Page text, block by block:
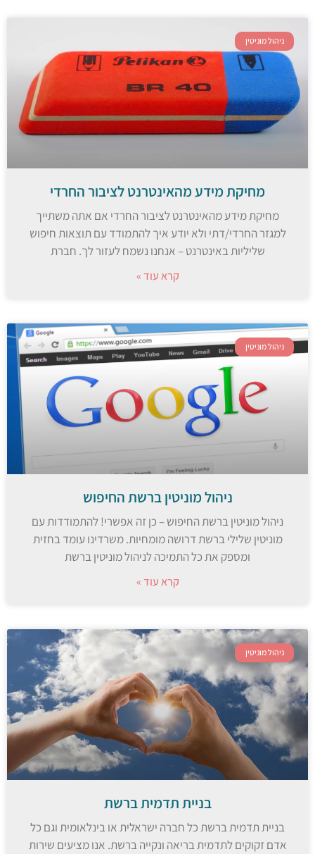
ניהול מוניטין
מחיקת מידע מהאינטרנט לציבור החרדי
מחיקת מידע מהאינטרנט לציבור החרדי אם אתה משתייך
למגזר החרדי/דתי ולא יודע איך להתמודד עם תוצאות חיפוש
שליליות באינטרנט – אנחנו נשמח לעזור לך. חברת
קרא עוד »
ניהול מוניטין
ניהול מוניטין ברשת החיפוש
ניהול מוניטין ברשת החיפוש – כן זה אפשרי! להתמודדות עם
מוניטין שלילי ברשת דרושה מומחיות. משרדינו עומד בחזית
ומספק את כל התמיכה לניהול מוניטין ברשת
קרא עוד »
ניהול מוניטין
בניית תדמית ברשת
בניית תדמית ברשת כל חברה ישראלית או בינלאומית וגם כל
אדם זקוקים לתדמית בריאה ונקייה ברשת. אנו מציעים שירות